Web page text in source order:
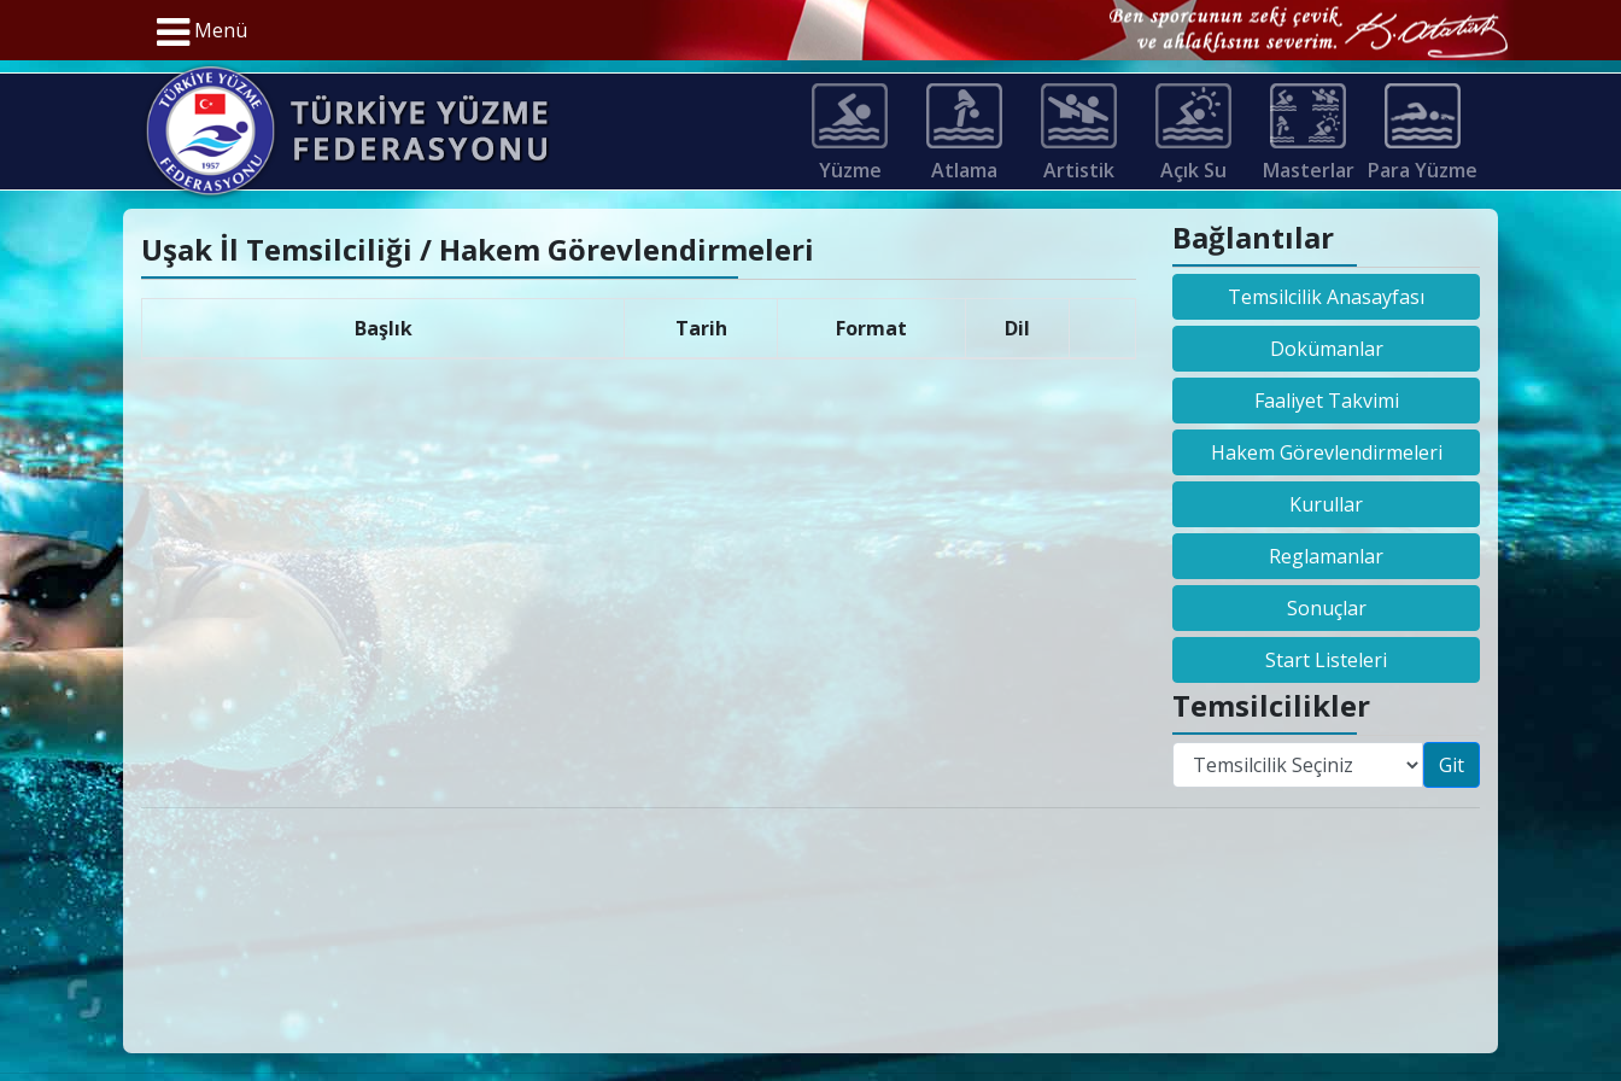
Menü
Yüzme Atlama Artistik Açık Su Masterlar Para Yüzme
Uşak İl Temsilciliği / Hakem Görevlendirmeleri
Başlık Tarih Format Dil
Bağlantılar
Temsilcilik Anasayfası
Dokümanlar
Faaliyet Takvimi
Hakem Görevlendirmeleri
Kurullar
Reglamanlar
Sonuçlar
Start Listeleri
Temsilcilikler
Git